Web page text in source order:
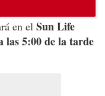
en el Sun Life
las 5:00 de la tarde